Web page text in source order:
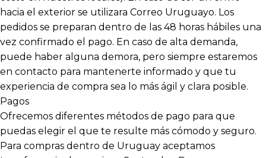
hacia el exterior se utilizara Correo Uruguayo. Los
pedidos se preparan dentro de las 48 horas hábiles una
vez confirmado el pago. En caso de alta demanda,
puede haber alguna demora, pero siempre estaremos
en contacto para mantenerte informado y que tu
experiencia de compra sea lo más ágil y clara posible.
Pagos
Ofrecemos diferentes métodos de pago para que
puedas elegir el que te resulte más cómodo y seguro.
Para compras dentro de Uruguay aceptamos